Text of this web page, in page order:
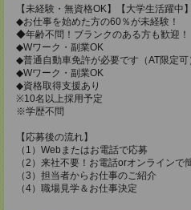
【未経験・無資格OK】【大学生活躍中】
◆お仕事を始めた方の60％が未経験！
◆年齢不問！ブランクのある方も歓迎！
◆Wワーク・副業OK
◆普通自動車免許が必要です（AT限定可
◆Wワーク・副業OK
◆資格取得支援あり
※10名以上採用予定
※学歴不問
【応募後の流れ】
（1）Webまたはお電話で応募
（2）来社不要！お電話orオンラインで
（3）担当者からお仕事のご紹介
（4）職場見学＆お仕事決定